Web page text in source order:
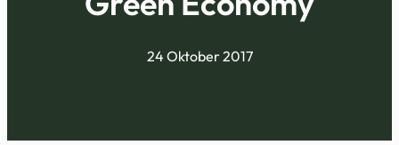
24 Oktober 2017